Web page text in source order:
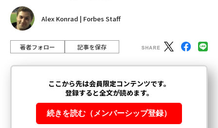
Alex Konrad | Forbes Staff
著者フォロー 記事を保存